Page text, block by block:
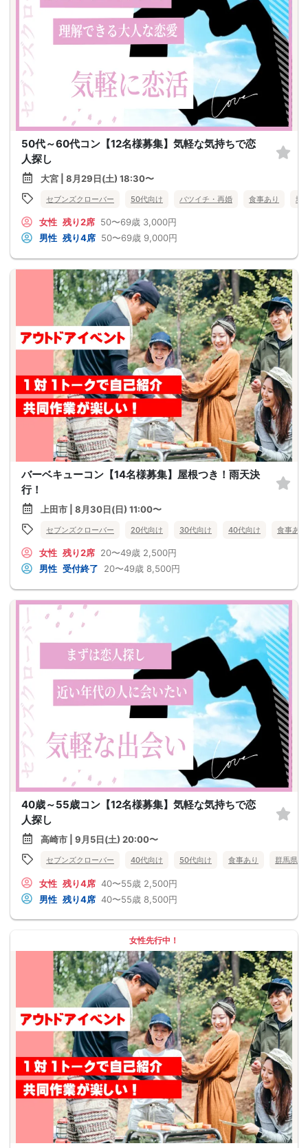
50代～60代コン【12名様募集】気軽な気持ちで恋
人探し
大宮 | 8月29日(土) 18:30〜
セブンズクローバー 50代向け バツイチ・再婚 食事あり 埼
女性 残り2席 50〜69歳 3,000円
男性 残り4席 50〜69歳 9,000円
バーベキューコン【14名様募集】屋根つき！雨天決
行！
上田市 | 8月30日(日) 11:00〜
セブンズクローバー 20代向け 30代向け 40代向け 食事あり
女性 残り2席 20〜49歳 2,500円
男性 受付終了 20〜49歳 8,500円
40歳～55歳コン【12名様募集】気軽な気持ちで恋
人探し
高崎市 | 9月5日(土) 20:00〜
セブンズクローバー 40代向け 50代向け 食事あり 群馬県
女性 残り4席 40〜55歳 2,500円
男性 残り4席 40〜55歳 8,500円
女性先行中！